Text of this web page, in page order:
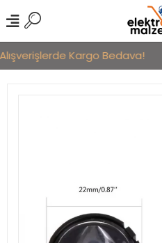
Kargo Bedava!